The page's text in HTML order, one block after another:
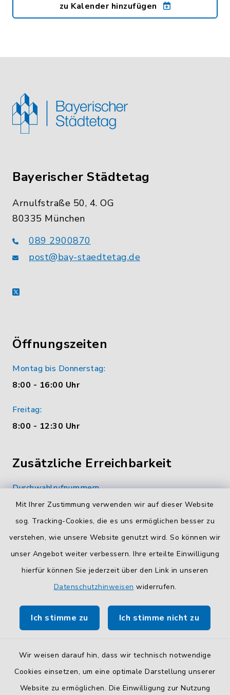
Mit Ihrer Zustimmung verwenden wir auf dieser Website
sog. Tracking-Cookies, die es uns ermöglichen besser zu
verstehen, wie unsere Website genutzt wird. So können wir
unser Angebot weiter verbessern. Ihre erteilte Einwilligung
hierfür können Sie jederzeit über den Link in unseren
Datenschutzhinweisen widerrufen.
Ich stimme zu Ich stimme nicht zu
Wir weisen darauf hin, dass wir technisch notwendige
Cookies einsetzen, um eine optimale Darstellung unserer
Website zu ermöglichen. Die Einwilligung zur Nutzung
zu Kalender hinzufügen
Bayerischer Städtetag
Arnulfstraße 50, 4. OG
80335 München
089 2900870
post@bay-staedtetag.de
X
Öffnungszeiten
Montag bis Donnerstag:
8:00 - 16:00 Uhr
Freitag:
8:00 - 12:30 Uhr
Zusätzliche Erreichbarkeit
Durchwahlrufnummern
Die Durchwahlrufnummern unserer Mitarbeiterinnen
und Mitarbeiter finden Sie
Kontaktformular
SicheresKontaktformularmit BayernID verwenden.
Route planen
So finden Sie uns.